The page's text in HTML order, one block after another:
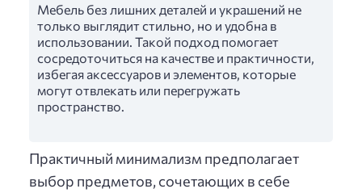
Мебель без лишних деталей и украшений не
только выглядит стильно, но и удобна в
использовании. Такой подход помогает
сосредоточиться на качестве и практичности,
избегая аксессуаров и элементов, которые
могут отвлекать или перегружать
пространство.
Практичный минимализм предполагает
выбор предметов, сочетающих в себе